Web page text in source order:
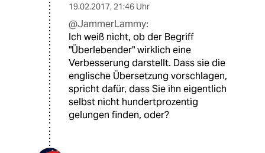
19.02.2017, 21:46 Uhr
@JammerLammy:
Ich weiß nicht, ob der Begriff
"Überlebender" wirklich eine
Verbesserung darstellt. Dass sie die
englische Übersetzung vorschlagen,
spricht dafür, dass Sie ihn eigentlich
selbst nicht hundertprozentig
gelungen finden, oder?